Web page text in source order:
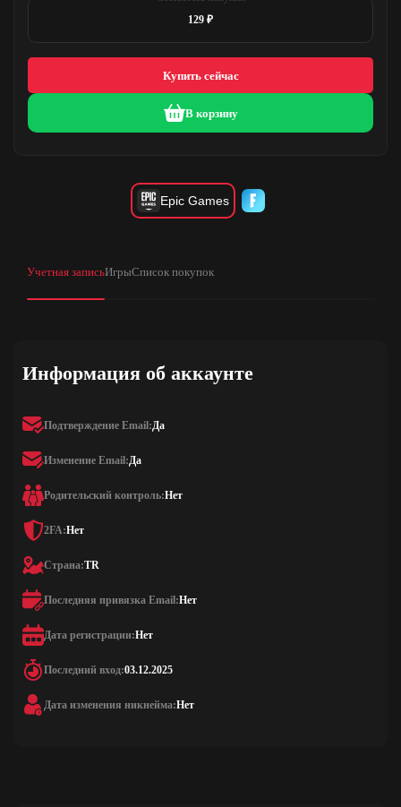
129 ₽
Купить сейчас
В корзину
Epic Games
Учетная записьИгрыСписок покупок
Информация об аккаунте
Подтверждение Email:Да
Изменение Email:Да
Родительский контроль:Нет
2FA:Нет
Страна:TR
Последняя привязка Email:Нет
Дата регистрации:Нет
Последний вход:03.12.2025
Дата изменения никнейма:Нет